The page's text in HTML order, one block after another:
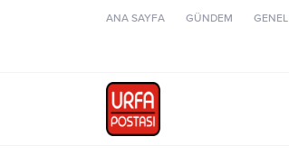
ANA SAYFA GÜNDEM GENEL